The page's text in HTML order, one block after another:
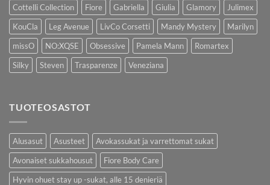
Cottelli Collection
Fiore Gabriella Giulia Glamory
Julimex
KouCla
Leg Avenue LivCo Corsetti Mandy Mystery
Marilyn
missO
NO:XQSE Obsessive Pamela Mann
Romartex
Silky
Steven Trasparenze Veneziana
TUOTEOSASTOT
Alusasut Asusteet
Avokassukat ja varrettomat sukat
Avonaiset sukkahousut
Fiore Body Care
Hyvin ohuet stay up -sukat, alle 15 denieriä